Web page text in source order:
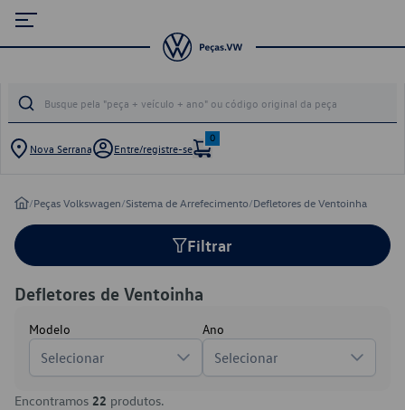
Nova Serrana Entre/registre-se
0
/Peças Volkswagen/Sistema de Arrefecimento/Defletores de Ventoinha
Filtrar
Defletores de Ventoinha
Modelo
Selecionar
Ano
Selecionar
Encontramos 22 produtos.